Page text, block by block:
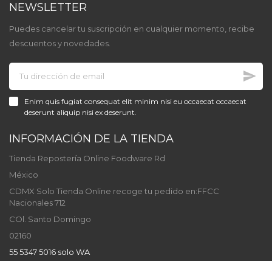
NEWSLETTER
Puedes cancelar tu suscripción en cualquier momento, recibe
descuentos y novedades.
Enim quis fugiat consequat elit minim nisi eu occaecat occaecat
deserunt aliquip nisi ex deserunt.
INFORMACIÓN DE LA TIENDA
Tienda Repostería Online Foodware Rd
México
CDMX Solo Tienda Online recoge tu pedido en:FFCC
Nacionales 712
COl. Santo Domingo
02160
55 5347 5016 solo WA